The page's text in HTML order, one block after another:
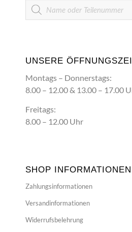
Artikelsuche
UNSERE
Montags – Donnerstags:
8.00 – 12.00 & 13.00 – 17.00
Freitags:
8.00 – 12.00 Uhr
SHOP INFORMATIONEN
Zahlungsinformationen
Versandinformationen
Widerrufsbelehrung